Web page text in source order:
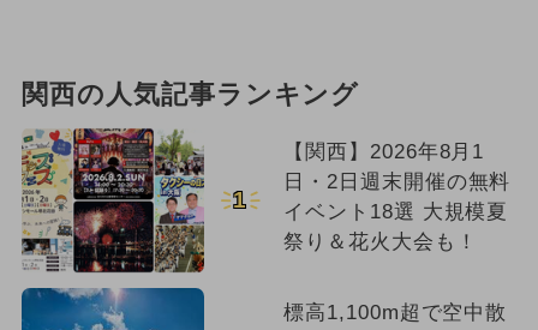
関西の人気記事ランキング
1
【関西】2026年8月1
日・2日週末開催の無料
イベント18選 大規模夏
祭り＆花火大会も！
標高1,100m超で空中散